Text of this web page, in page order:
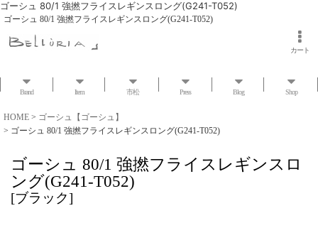
ゴーシュ 80/1 強撚フライスレギンスロング(G241-T052)
ゴーシュ 80/1 強撚フライスレギンスロング(G241-T052)
カート
Brand Item 市松 Press Blog Shop
HOME > ゴーシュ【ゴーシュ】
> ゴーシュ 80/1 強撚フライスレギンスロング(G241-T052)
ゴーシュ 80/1 強撚フライスレギンスロ
ング(G241-T052)
[ブラック]